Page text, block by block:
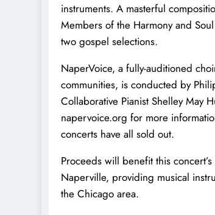
instruments. A masterful
Members of the Harmony and
two gospel selections.
NaperVoice, a fully-auditioned
communities, is conducted by
Collaborative Pianist Shelley May
napervoice.org for more
concerts have all sold out.
Proceeds will benefit this
Naperville, providing musical
the Chicago area.